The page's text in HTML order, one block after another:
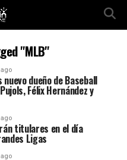
"MLB"
nuevo dueño de Baseball
Félix Hernández y
titulares en el día
Ligas